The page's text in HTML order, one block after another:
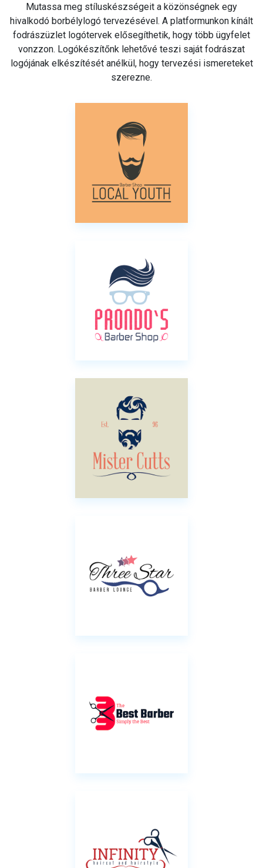
Mutassa meg stíluskészségeit a közönségnek egy
hivalkodó borbélylogó tervezésével. A platformunkon kínált
fodrászüzlet logótervek elősegíthetik, hogy több ügyfelet
vonzzon. Logókészítőnk lehetővé teszi saját fodrászat
logójának elkészítését anélkül, hogy tervezési ismereteket
szerezne.